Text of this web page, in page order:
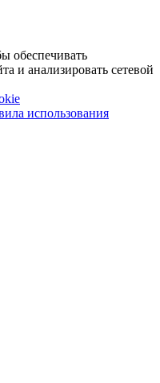
обеспечивать
и анализировать сетевой
использования